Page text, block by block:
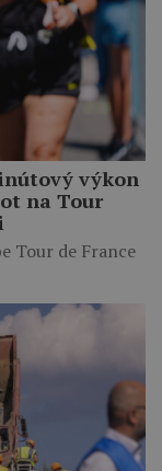
výkon
na Tour
Tour de France